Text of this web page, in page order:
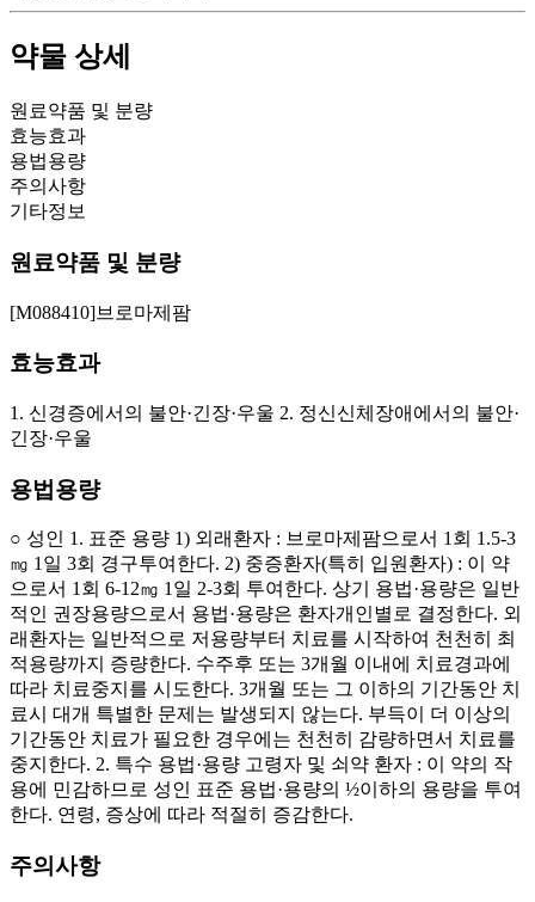
약물 상세
원료약품 및 분량
효능효과
용법용량
주의사항
기타정보
원료약품 및 분량
[M088410]브로마제팜
효능효과
1. 신경증에서의 불안·긴장·우울 2. 정신신체장애에서의 불안·
긴장·우울
용법용량
○ 성인 1. 표준 용량 1) 외래환자 : 브로마제팜으로서 1회 1.5-3
㎎ 1일 3회 경구투여한다. 2) 중증환자(특히 입원환자) : 이 약
으로서 1회 6-12㎎ 1일 2-3회 투여한다. 상기 용법·용량은 일반
적인 권장용량으로서 용법·용량은 환자개인별로 결정한다. 외
래환자는 일반적으로 저용량부터 치료를 시작하여 천천히 최
적용량까지 증량한다. 수주후 또는 3개월 이내에 치료경과에
따라 치료중지를 시도한다. 3개월 또는 그 이하의 기간동안 치
료시 대개 특별한 문제는 발생되지 않는다. 부득이 더 이상의
기간동안 치료가 필요한 경우에는 천천히 감량하면서 치료를
중지한다. 2. 특수 용법·용량 고령자 및 쇠약 환자 : 이 약의 작
용에 민감하므로 성인 표준 용법·용량의 ½이하의 용량을 투여
한다. 연령, 증상에 따라 적절히 증감한다.
주의사항